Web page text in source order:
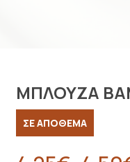
ΜΠΛΟΥΖΑ
ΣΕ ΑΠΟΘΕΜΑ